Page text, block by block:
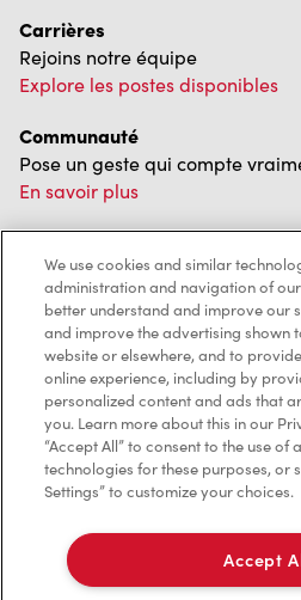
Carrières
Rejoins notre équipe
Explore les postes disponibles
Communauté
Pose un geste qui compte
En savoir plus
Nous avons hâte de vous servir
Localisateur de restaurant
Franchisage
Investisseurs
Communiquer avec nous
Foire aux questions
We use cookies and similar
administration and navigation of
better understand and improve our
and improve the advertising shown
website or elsewhere, and to
online experience, including by
personalized content and ads that
you. Learn more about this in our
“Accept All” to consent to the use of
technologies for these purposes, or
Settings” to customize your choices.
Accept